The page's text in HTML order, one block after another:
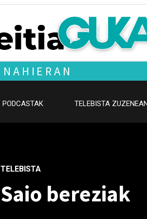
NAHIERAN
PODCASTAK TELEBISTA
TELEBISTA
Saio bereziak